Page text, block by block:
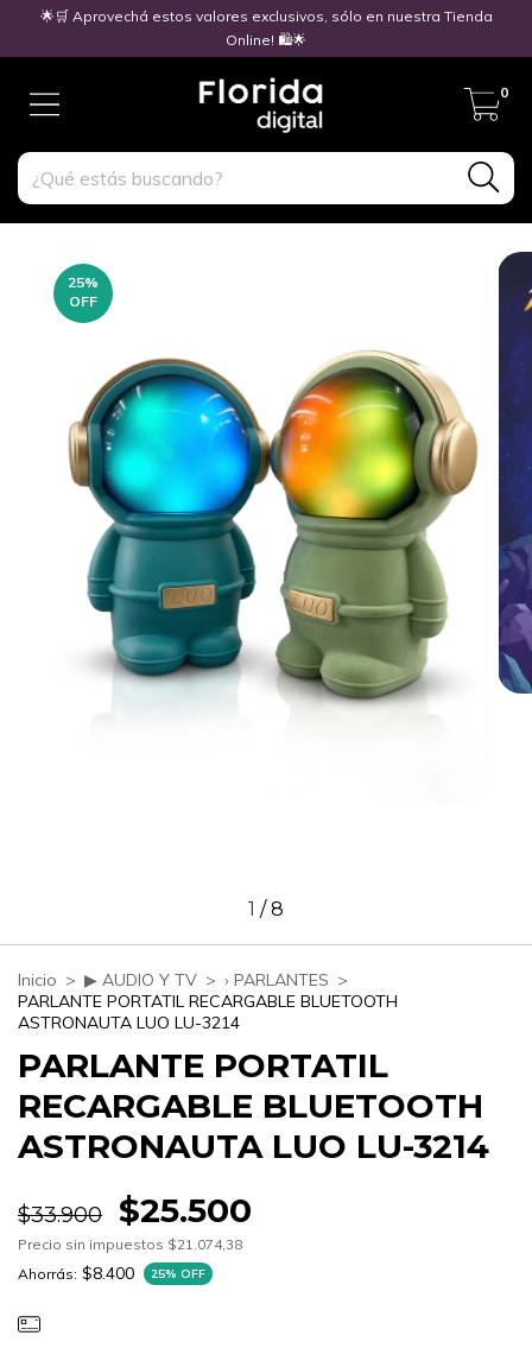
🌟🛒 Aprovechá estos valores exclusivos, sólo en nuestra Tienda
Online! 🛍️🌟
0
25%
OFF
1 /8
Inicio > ▶ AUDIO Y TV > › PARLANTES >
PARLANTE PORTATIL RECARGABLE BLUETOOTH
ASTRONAUTA LUO LU-3214
PARLANTE PORTATIL
RECARGABLE BLUETOOTH
ASTRONAUTA LUO LU-3214
$33.900 $25.500
Precio sin impuestos $21.074,38
Ahorrás: $8.400 25% OFF